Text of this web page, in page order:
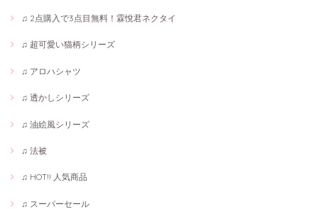
♫ 2点購入で3点目無料！霖悅君ネクタイ
♫ 超可愛い猫柄シリーズ
♫ アロハシャツ
♫ 透かしシリーズ
♫ 油絵風シリーズ
♫ 法被
♫ HOT!! 人気商品
♫ スーパーセール